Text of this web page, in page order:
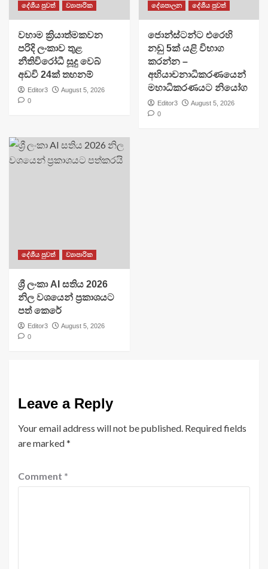
දේශීය පුවත් ව්‍යාපාරික
වහාම ක්‍රියාත්මකවන
පරිදි ලංකාව තුළ
නීතිවිරෝධී සූදු වෙබ්
අඩවි 24ක් තහනම්
Editor3
August 5, 2026
0
දේශපාලන දේශීය පුවත්
ජොන්ස්ටන්ට එරෙහි
නඩු 5ක් යළි විභාග
කරන්න –
අභියාචනාධිකරණයෙන්
මහාධිකරණයට නියෝග
Editor3
August 5, 2026
0
දේශීය පුවත් ව්‍යාපාරික
ශ්‍රී ලංකා AI සතිය 2026
නිල වශයෙන් ප්‍රකාශයට
පත් කෙරේ
Editor3
August 5, 2026
0
Leave a Reply
Your email address will not be published. Required fields
are marked*
Comment *